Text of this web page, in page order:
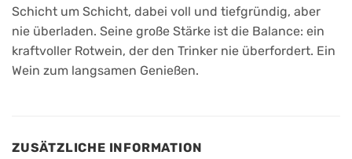
Schicht um Schicht, dabei voll und tiefgründig, aber
nie überladen. Seine große Stärke ist die Balance: ein
kraftvoller Rotwein, der den Trinker nie überfordert. Ein
Wein zum langsamen Genießen.
ZUSÄTZLICHE INFORMATION